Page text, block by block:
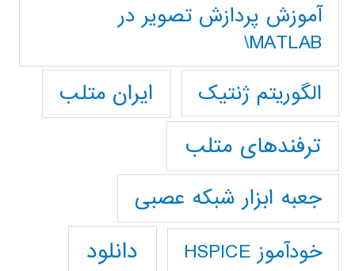
آموزش پردازش تصوير در
MATLAB\
الگوریتم ژنتیک
ایران متلب
ترفندهای متلب
جعبه ابزار شبکه عصبی
خودآموز HSPICE دانلود